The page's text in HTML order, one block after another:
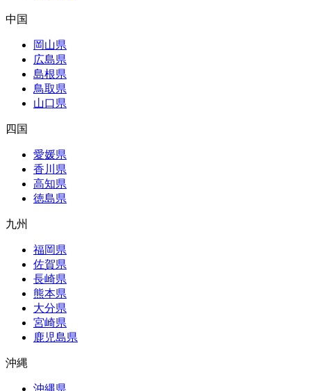
中国
岡山県
広島県
島根県
鳥取県
山口県
四国
愛媛県
香川県
高知県
徳島県
九州
福岡県
佐賀県
長崎県
熊本県
大分県
宮崎県
鹿児島県
沖縄
沖縄県